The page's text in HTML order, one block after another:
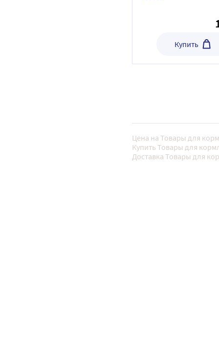
Купить
Цена на Товары для
Купить Товары для
Доставка Товары для